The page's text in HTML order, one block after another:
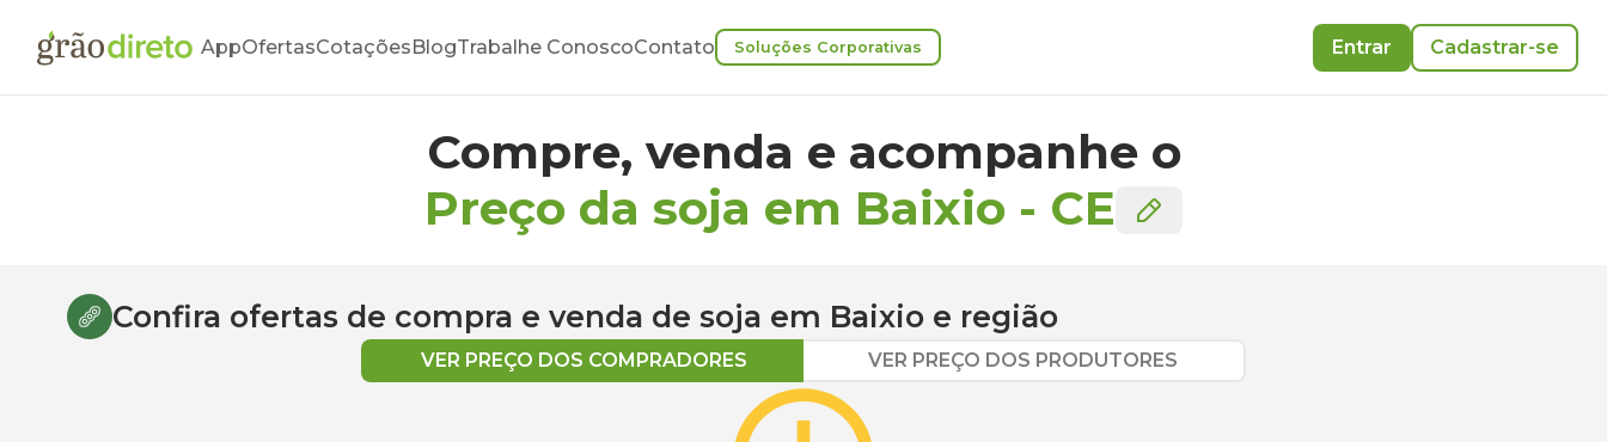
AppOfertasCotaçõesBlogTrabalhe ConoscoContato Soluções Corporativas Entrar Cadastrar-se
Compre, venda e acompanhe o
Preço da soja em Baixio - CE
Confira ofertas de compra e venda de soja em Baixio e região
VER PREÇO DOS COMPRADORES VER PREÇO DOS PRODUTORES